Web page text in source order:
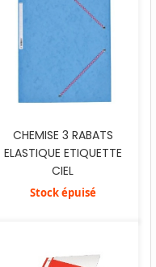
CHEMISE 3 RABATS
ELASTIQUE ETIQUETTE
CIEL
Stock épuisé